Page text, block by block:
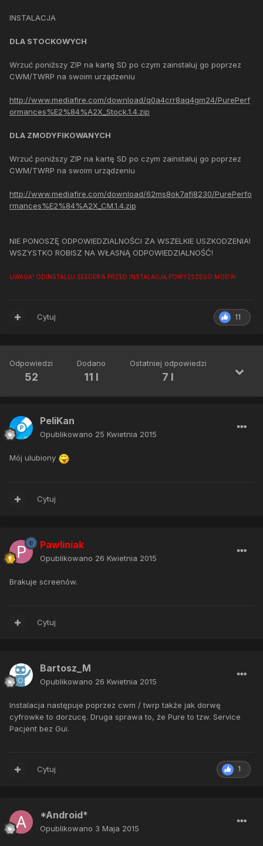
INSTALACJA
DLA STOCKOWYCH
Wrzuć poniższy ZIP na kartę SD po czym zainstaluj go poprzez
CWM/TWRP na swoim urządzeniu
http://www.mediafire.com/download/q0a4crr8aq4gm24/PurePerf
ormances%E2%84%A2X_Stock.1.4.zip
DLA ZMODYFIKOWANYCH
Wrzuć poniższy ZIP na kartę SD po czym zainstaluj go poprzez
CWM/TWRP na swoim urządzeniu
http://www.mediafire.com/download/62ms8ok7afi8230/PurePerfo
rmances%E2%84%A2X_CM.1.4.zip
NIE PONOSZĘ ODPOWIEDZIALNOŚCI ZA WSZELKIE USZKODZENIA!
WSZYSTKO ROBISZ NA WŁASNĄ ODPOWIEDZIALNOŚĆ!
UWAGA! ODINSTALUJ SEEDER'A PRZED INSTALACJĄ POWYŻSZEGO MOD'A!
11
Cytuj
Odpowiedzi
52
Dodano
11 l
Ostatniej odpowiedzi
7 l
PeliKan
Opublikowano 25 Kwietnia 2015
Mój ulubiony
Cytuj
Pawliniak
Opublikowano 26 Kwietnia 2015
Brakuje screenów.
Cytuj
Bartosz_M
Opublikowano 26 Kwietnia 2015
Instalacja następuje poprzez cwm / twrp także jak dorwę
cyfrowke to dorzucę. Druga sprawa to, że Pure to tzw. Service
Pacjent bez Gui.
1
Cytuj
*Android*
Opublikowano 3 Maja 2015